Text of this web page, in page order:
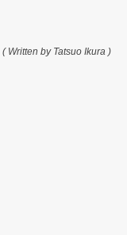
( Written by Tatsuo Ikura )